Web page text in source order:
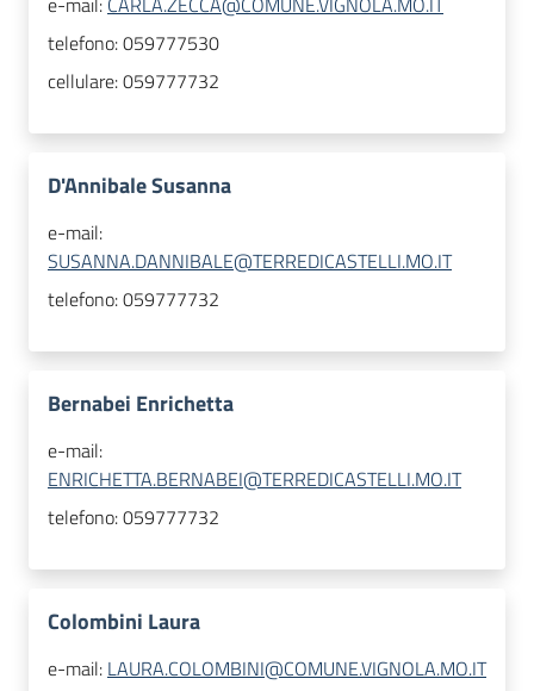
telefono:059777530
cellulare:059777732
D'Annibale Susanna
e-mail:
SUSANNA.DANNIBALE@TERREDICASTELLI.MO.IT
telefono:059777732
Bernabei Enrichetta
e-mail:
ENRICHETTA.BERNABEI@TERREDICASTELLI.MO.IT
telefono:059777732
Colombini Laura
e-mail: LAURA.COLOMBINI@COMUNE.VIGNOLA.MO.IT